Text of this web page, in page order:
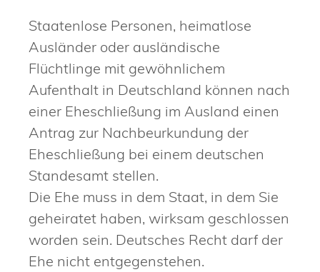
Staatenlose Personen, heimatlose
Ausländer oder ausländische
Flüchtlinge mit gewöhnlichem
Aufenthalt in Deutschland können nach
einer Eheschließung im Ausland einen
Antrag zur Nachbeurkundung der
Eheschließung bei einem deutschen
Standesamt stellen.
Die Ehe muss in dem Staat, in dem Sie
geheiratet haben, wirksam geschlossen
worden sein. Deutsches Recht darf der
Ehe nicht entgegenstehen.